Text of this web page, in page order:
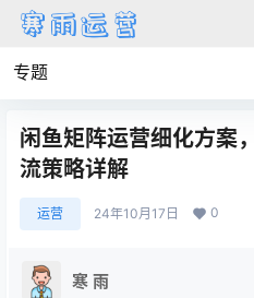
专题
闲鱼矩阵运营细化方案
流策略详解
运营 24年10月17日 0
寒 雨